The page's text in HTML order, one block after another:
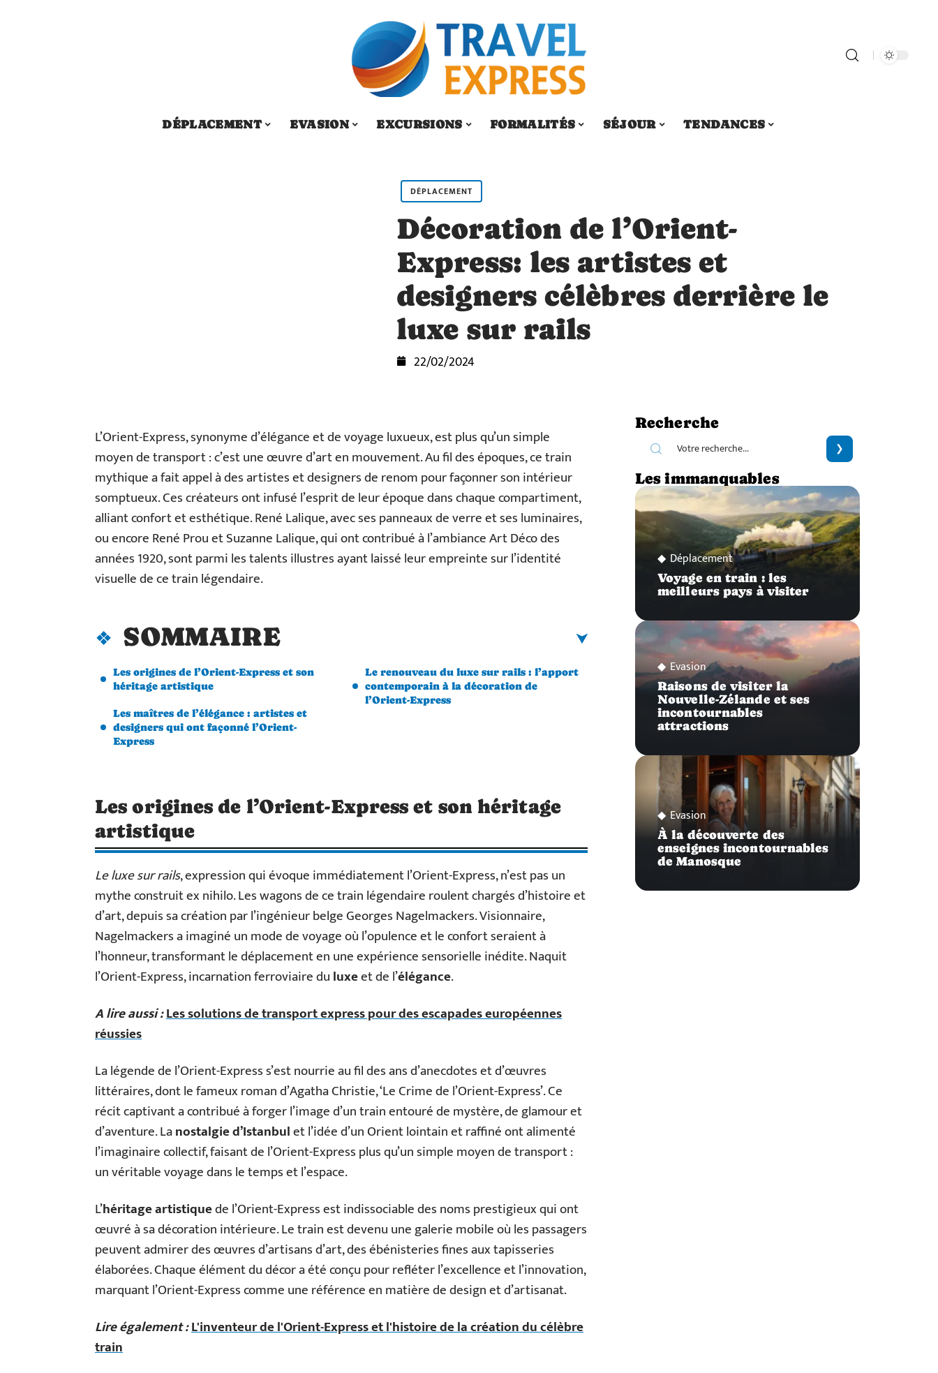
DÉPLACEMENT EVASION EXCURSIONS FORMALITÉS SÉJOUR TENDANCES
DÉPLACEMENT
Décoration de l’Orient-
Express: les artistes et
designers célèbres derrière le
luxe sur rails
22/02/2024
L’Orient-Express, synonyme d’élégance et de voyage luxueux, est plus qu’un simple
moyen de transport : c’est une œuvre d’art en mouvement. Au fil des époques, ce train
mythique a fait appel à des artistes et designers de renom pour façonner son intérieur
somptueux. Ces créateurs ont infusé l’esprit de leur époque dans chaque compartiment,
alliant confort et esthétique. René Lalique, avec ses panneaux de verre et ses luminaires,
ou encore René Prou et Suzanne Lalique, qui ont contribué à l’ambiance Art Déco des
années 1920, sont parmi les talents illustres ayant laissé leur empreinte sur l’identité
visuelle de ce train légendaire.
SOMMAIRE
Les origines de l’Orient-Express et son
héritage artistique
Les maîtres de l’élégance : artistes et
designers qui ont façonné l’Orient-
Express
Le renouveau du luxe sur rails : l’apport
contemporain à la décoration de
l’Orient-Express
Les origines de l’Orient-Express et son héritage
artistique
Le luxe sur rails, expression qui évoque immédiatement l’Orient-Express, n’est pas un
mythe construit ex nihilo. Les wagons de ce train légendaire roulent chargés d’histoire et
d’art, depuis sa création par l’ingénieur belge Georges Nagelmackers. Visionnaire,
Nagelmackers a imaginé un mode de voyage où l’opulence et le confort seraient à
l’honneur, transformant le déplacement en une expérience sensorielle inédite. Naquit
l’Orient-Express, incarnation ferroviaire duluxeet de l’élégance.
A lire aussi :Les solutions de transport express pour des escapades européennes
réussies
La légende de l’Orient-Express s’est nourrie au fil des ans d’anecdotes et d’œuvres
littéraires, dont le fameux roman d’Agatha Christie, ‘Le Crime de l’Orient-Express’. Ce
récit captivant a contribué à forger l’image d’un train entouré de mystère, de glamour et
d’aventure. Lanostalgie d’Istanbulet l’idée d’un Orient lointain et raffiné ont alimenté
l’imaginaire collectif, faisant de l’Orient-Express plus qu’un simple moyen de transport :
un véritable voyage dans le temps et l’espace.
L’héritage artistiquede l’Orient-Express est indissociable des noms prestigieux qui ont
œuvré à sa décoration intérieure. Le train est devenu une galerie mobile où les passagers
peuvent admirer des œuvres d’artisans d’art, des ébénisteries fines aux tapisseries
élaborées. Chaque élément du décor a été conçu pour refléter l’excellence et l’innovation,
marquant l’Orient-Express comme une référence en matière de design et d’artisanat.
Lire également :L'inventeur de l'Orient-Express et l'histoire de la création du célèbre
train
Recherche
Les immanquables
Déplacement
Voyage en train : les
meilleurs pays à visiter
Evasion
Raisons de visiter la
Nouvelle-Zélande et ses
incontournables
attractions
Evasion
À la découverte des
enseignes incontournables
de Manosque